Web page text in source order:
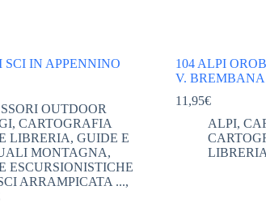
SCI IN APPENNINO
OUTDOOR
, CARTOGRAFIA
LIBRERIA, GUIDE E
MONTAGNA,
ESCURSIONISTICHE
ARRAMPICATA ...,
104 ALPI
V.
11,95€
ALPI,
LIBRERIA